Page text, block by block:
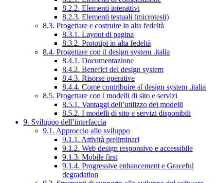
8.2.2. Elementi interattivi
8.2.3. Elementi testuali (microtesti)
8.3. Progettare e costruire in alta fedeltà
8.3.1. Layout di pagina
8.3.2. Prototipi in alta fedeltà
8.4. Progettare con il design system .italia
8.4.1. Documentazione
8.4.2. Benefici del design system
8.4.3. Risorse operative
8.4.4. Come contribuire al design system .italia
8.5. Progettare con i modelli di sito e servizi
8.5.1. Vantaggi dell’utilizzo dei modelli
8.5.2. I modelli di sito e servizi disponibili
9. Sviluppo dell’interfaccia
9.1. Approccio allo sviluppo
9.1.1. Attività preliminari
9.1.2. Web design responsivo e accessibile
9.1.3. Mobile first
9.1.4. Progressive enhancement e Graceful
degradation